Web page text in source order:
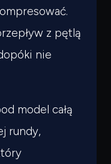
z pętlą
nie
model całą
rundy,